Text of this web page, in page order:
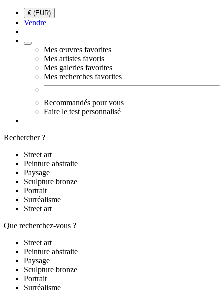
€ (EUR)
Vendre
Mes œuvres favorites
Mes artistes favoris
Mes galeries favorites
Mes recherches favorites
Recommandés pour vous
Faire le test personnalisé
Rechercher ?
Street art
Peinture abstraite
Paysage
Sculpture bronze
Portrait
Surréalisme
Street art
Que recherchez-vous ?
Street art
Peinture abstraite
Paysage
Sculpture bronze
Portrait
Surréalisme